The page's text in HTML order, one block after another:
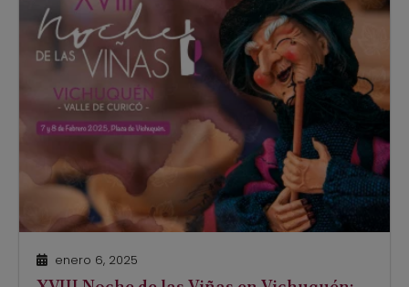
organizativa, autenticidad cultural y
compromiso con la […]
enero 6, 2025